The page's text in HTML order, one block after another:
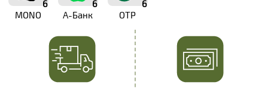
6
MONO
6
А-Банк
6
OTP